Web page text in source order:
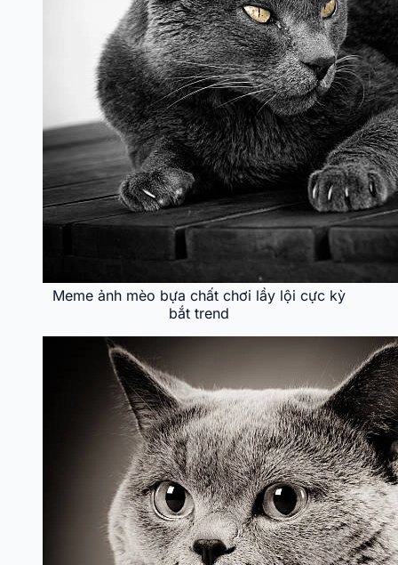
Meme ảnh mèo bựa chất chơi lầy lội cực kỳ
bắt trend